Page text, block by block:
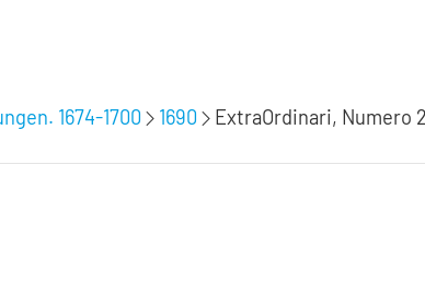
1674-1700 1690
ExtraOrdinari, Numero